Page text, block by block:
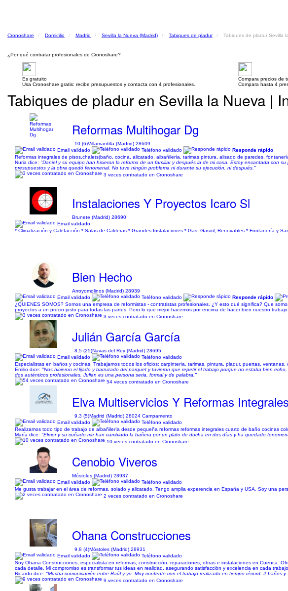
Cronoshare Domicilio Madrid Sevilla la Nueva (Madrid) Tabiques de pladur Tabiques de pladur Sevilla
¿Por qué contratar profesionales de Cronoshare?
Es gratuito
Usa Cronoshare gratis: recibe presupuestos y contacta con 4 profesionales.
Compara precios de
Compara hasta 4
Tabiques de pladur en Sevilla la Nueva |
Reformas Multihogar Dg
10 (6)Villamantilla (Madrid) 28609
Email validado
Teléfono validado
Responde rápido
Reformas integrales de pisos,chalets(baño, cocina, alicatado, albañilería, tarimas,pintura, alisado de paredes,
Nuria dice: "Daniel y su equipo han hicieron la reforma de un familiar y después la de mi casa. Estoy encantada con
presupuestos y la obra quedó fenomenal. No tuve ningún problema ni durante su ejecución, ni después."
3 veces contratado en Cronoshare
Instalaciones Y Proyectos Icaro Sl
Brunete (Madrid) 28690
Email validado
* Climatización y Calefacción * Salas de Calderas * Grandes Instalaciones * Gas, Gasoil, Renovables * Fontanería y
Bien Hecho
Arroyomolinos (Madrid) 28939
Email validado
Teléfono validado Responde rápido
¿QUIENES SOMOS? Somos una empresa de reformistas - contratistas profesionales. ¿Y esto qué significa? Que
proyectos a un precio justo para todas las partes. Pero lo que mejor hacemos por encima de hacer bien nuestro
3 veces contratado en Cronoshare
Julián García García
8,5 (25)Navas del Rey (Madrid) 28695
Email validado
Teléfono validado
Especialistas en baños y cocinas. Trabajamos todos los oficios: carpintería, tarimas, pintura, pladur, puertas, ventanas,
Emilio dice: "Nos hicieron el lijado y barnizado del parquet y tuvieron que repetir el trabajo porque no estaba bien
dos auténticos profesionales. Julian es una persona seria, formal y de palabra."
54 veces contratado en Cronoshare
Elva Multiservicios Y Reformas Integrales
9,3 (5)Madrid (Madrid) 28024 Campamento
Email validado
Teléfono validado
Realizamos todo tipo de trabajo de albañilería desde pequeña reformas reformas integrales cuarto de baño cocinas
María dice: "Elmer y su cuñado me han cambiado la bañera por un plato de ducha en dos días y ha quedado
10 veces contratado en Cronoshare
Cenobio Viveros
Móstoles (Madrid) 28937
Email validado
Teléfono validado
Me gusta trabajar en el área de reformas, solado y alicatado. Tengo amplia experencia en España y USA. Soy una
2 veces contratado en Cronoshare
Ohana Construcciones
9,8 (4)Móstoles (Madrid) 28931
Email validado
Teléfono validado
Soy Ohana Construcciones, especialista en reformas, construcción, reparaciones, obras e instalaciones en Cuenca.
cada detalle. Mi compromiso es transformar tus ideas en realidad, asegurando satisfacción y excelencia en cada
Ricardo dice: "Mucha comunicación entre Raúl y yo. Muy contente con el trabajo realizado en tiempo récord. 2 baños
9 veces contratado en Cronoshare